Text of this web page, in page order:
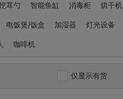
耳勺 智能鱼缸 消毒柜 烘干机
电饭煲/饭盒 加湿器 灯光设备
咖啡机
仅显示有货